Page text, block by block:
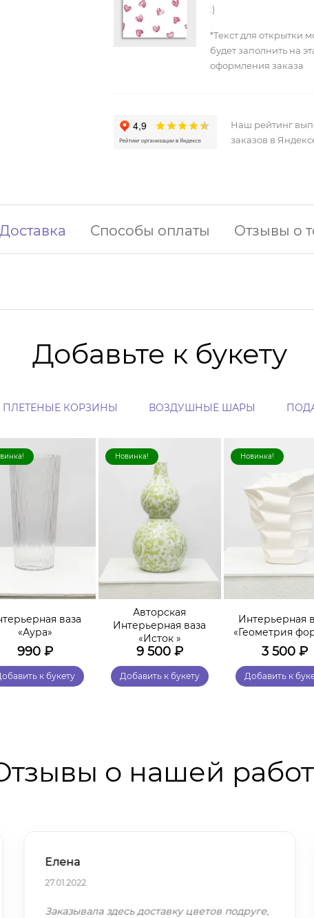
:)
*Текст для открытки
будет заполнить на
оформления заказа
Наш рейтинг
заказов в
Доставка Способы оплаты Отзывы о
Добавьте к букету
ПЛЕТЕНЫЕ КОРЗИНЫ ВОЗДУШНЫЕ ШАРЫ
ваза
«Аура»
990₽
к букету
Новинка!
Авторская
Интерьерная ваза
«Исток »
9 500₽
Добавить к букету
Новинка!
Интерьерная
«Геометрия
3 500₽
Добавить к
о нашей
Елена
27.01.2022
Заказывала здесь доставку цветов подруге,